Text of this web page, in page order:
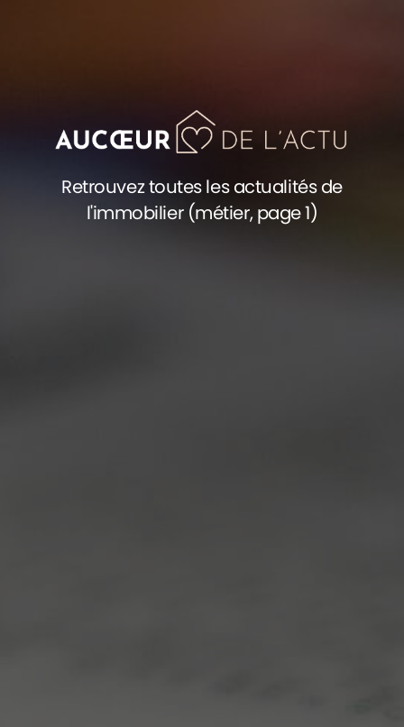
Retrouvez toutes les actualités de
l'immobilier (métier, page 1)